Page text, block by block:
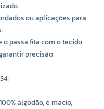
ou aplicações para
passa fita com o tecido
precisão.
algodão, é macio,